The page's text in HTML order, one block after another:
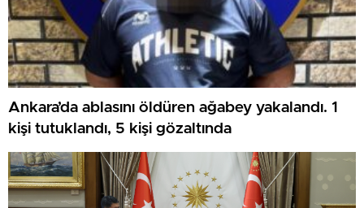
Ankara’da ablasını öldüren ağabey yakalandı. 1
kişi tutuklandı, 5 kişi gözaltında